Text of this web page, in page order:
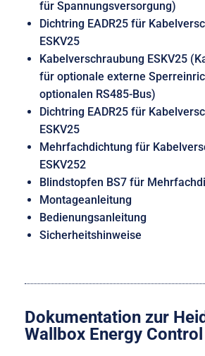
für Spannungsversorgung)
Dichtring EADR25 für
ESKV25
Kabelverschraubung ESKV25
für optionale externe
optionalen RS485-Bus)
Dichtring EADR25 für
ESKV25
Mehrfachdichtung für
ESKV252
Blindstopfen BS7 für
Montageanleitung
Bedienungsanleitung
Sicherheitshinweise
Dokumentation zur
Wallbox Energy Control